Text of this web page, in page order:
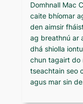
Domhnall Mac
caite bhíomar
den aimsir
ag breathnú ar
dhá shiolla
chun tagairt do
tseachtain seo
agus mar sin